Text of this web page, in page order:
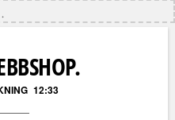
12:33